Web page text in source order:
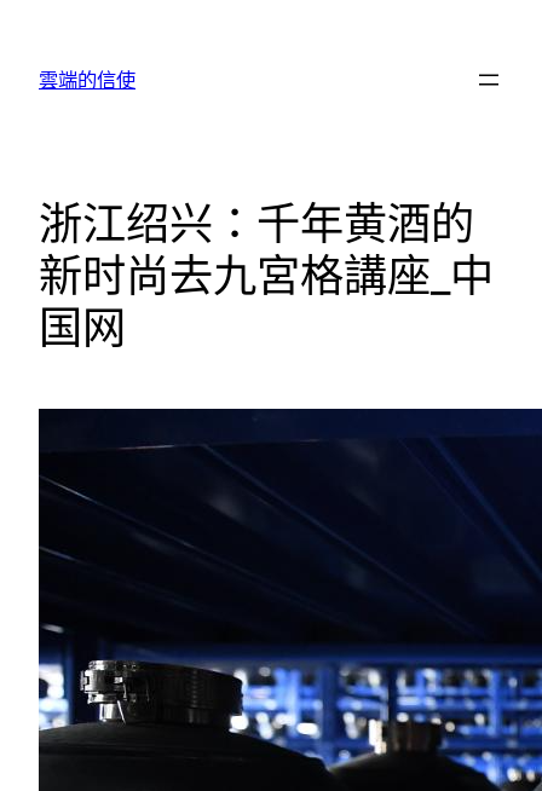
雲端的信使
浙江绍兴：千年黄酒的
新时尚去九宮格講座_中
国网